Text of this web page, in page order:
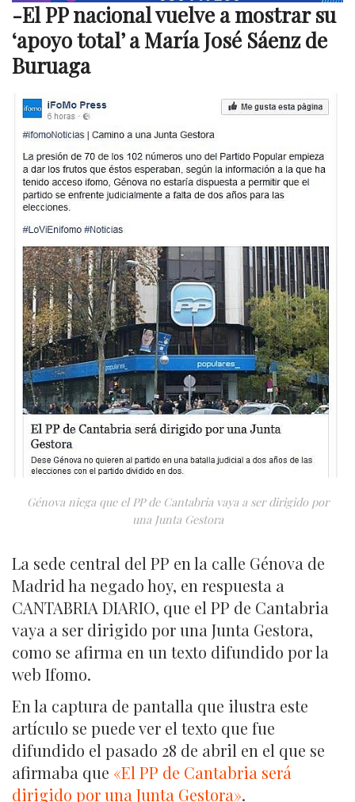
-El PP nacional vuelve a mostrar su
‘apoyo total’ a María José Sáenz de
Buruaga
Génova niega que el PP de Cantabria vaya a ser dirigido por
una Junta Gestora
La sede central del PP en la calle Génova de
Madrid ha negado hoy, en respuesta a
CANTABRIA DIARIO, que el PP de Cantabria
vaya a ser dirigido por una Junta Gestora,
como se afirma en un texto difundido por la
web Ifomo.
En la captura de pantalla que ilustra este
artículo se puede ver el texto que fue
difundido el pasado 28 de abril en el que se
afirmaba que «El PP de Cantabria será
dirigido por una Junta Gestora».